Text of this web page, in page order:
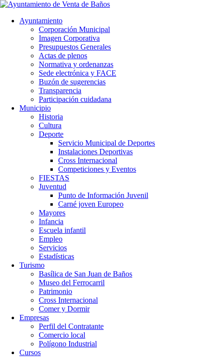
Ayuntamiento
Corporación Municipal
Imagen Corporativa
Presupuestos Generales
Actas de plenos
Normativa y ordenanzas
Sede electrónica y FACE
Buzón de sugerencias
Transparencia
Participación cuidadana
Municipio
Historia
Cultura
Deporte
Servicio Municipal de Deportes
Instalaciones Deportivas
Cross Internacional
Competiciones y Eventos
FIESTAS
Juventud
Punto de Información Juvenil
Carné joven Europeo
Mayores
Infancia
Escuela infantil
Empleo
Servicios
Estadísticas
Turismo
Basílica de San Juan de Baños
Museo del Ferrocarril
Patrimonio
Cross Internacional
Comer y Dormir
Empresas
Perfil del Contratante
Comercio local
Polígono Industrial
Cursos